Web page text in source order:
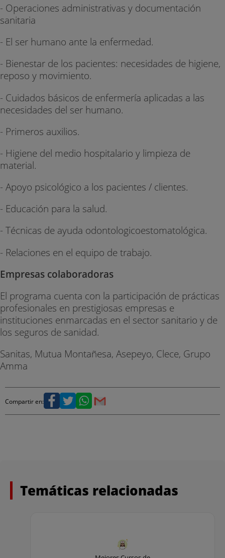
- Operaciones administrativas y documentación
sanitaria
- El ser humano ante la enfermedad.
- Bienestar de los pacientes: necesidades de higiene,
reposo y movimiento.
- Cuidados básicos de enfermería aplicadas a las
necesidades del ser humano.
- Primeros auxilios.
- Higiene del medio hospitalario y limpieza de
material.
- Apoyo psicológico a los pacientes / clientes.
- Educación para la salud.
- Técnicas de ayuda odontologicoestomatológica.
- Relaciones en el equipo de trabajo.
Empresas colaboradoras
El programa cuenta con la participación de prácticas
profesionales en prestigiosas empresas e
instituciones enmarcadas en el sector sanitario y de
los seguros de sanidad.
Sanitas, Mutua Montañesa, Asepeyo, Clece, Grupo
Amma
Compartir en:
Temáticas relacionadas